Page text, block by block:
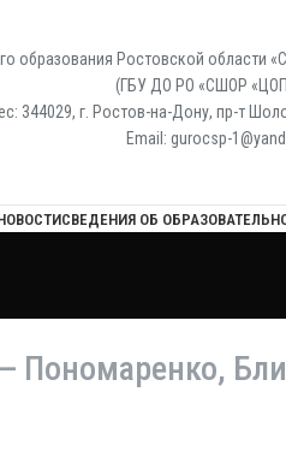
образования Ростовской области
(ГБУ ДО РО «СШОР
344029, г. Ростов-на-Дону, пр-т
Email: gurocsp-
СВЕДЕНИЯ ОБ
Пономаренко,